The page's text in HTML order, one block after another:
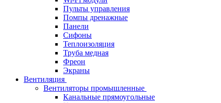
Пульты управления
Помпы дренажные
Панели
Сифоны
Теплоизоляция
Труба медная
Фреон
Экраны
Вентиляция
Вентиляторы промышленные
Канальные прямоугольные